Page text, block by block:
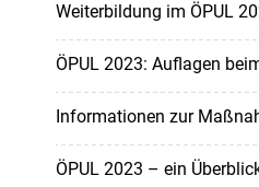
Weiterbildung im ÖPUL
ÖPUL 2023: Auflagen
Informationen zur
ÖPUL 2023 – ein